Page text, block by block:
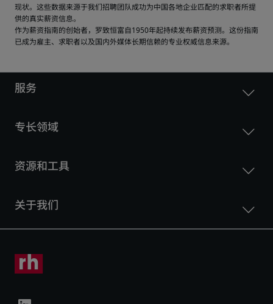
现状。这些数据来源于我们招聘团队成功为中国各地企业匹配的求职者所提
供的真实薪资信息。
作为薪资指南的创始者，罗致恒富自1950年起持续发布薪资预测。这份指南
已成为雇主、求职者以及国内外媒体长期信赖的专业权威信息来源。